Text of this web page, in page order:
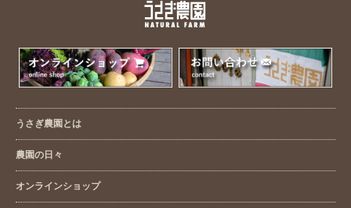
うさぎ農園とは
農園の日々
オンラインショップ